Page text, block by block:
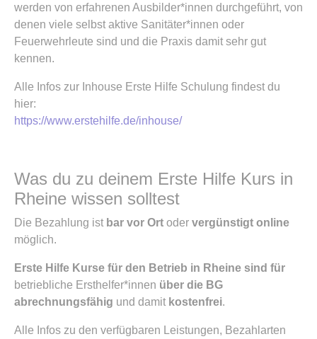
werden von erfahrenen Ausbilder*innen durchgeführt, von
denen viele selbst aktive Sanitäter*innen oder
Feuerwehrleute sind und die Praxis damit sehr gut
kennen.
Alle Infos zur Inhouse Erste Hilfe Schulung findest du
hier:
https://www.erstehilfe.de/inhouse/
Was du zu deinem Erste Hilfe Kurs in
Rheine wissen solltest
Die Bezahlung ist bar vor Ort oder vergünstigt online
möglich.
Erste Hilfe Kurse für den Betrieb in Rheine sind für
betriebliche Ersthelfer*innen über die BG
abrechnungsfähig und damit kostenfrei.
Alle Infos zu den verfügbaren Leistungen, Bezahlarten